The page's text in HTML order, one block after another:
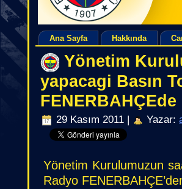
Ana Sayfa Hakkında
Yönetim
yapacagi Basın
FENERBAHÇEde
29 Kasım 2011 | Yazar:
Yönetim Kurulumuzun
Radyo